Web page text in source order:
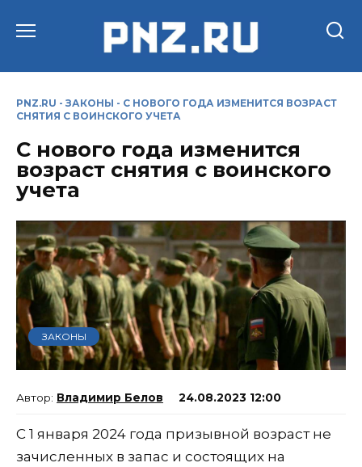
PNZ.RU - ЗАКОНЫ - С НОВОГО ГОДА ИЗМЕНИТСЯ ВОЗРАСТ
СНЯТИЯ С ВОИНСКОГО УЧЕТА
С нового года изменится
возраст снятия с воинского
учета
ЗАКОНЫ
Владимир Белов 24.08.2023 12:00
С 1 января 2024 года призывной возраст не
зачисленных в запас и состоящих на